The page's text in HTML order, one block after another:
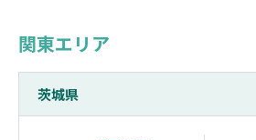
関東エリア
茨城県